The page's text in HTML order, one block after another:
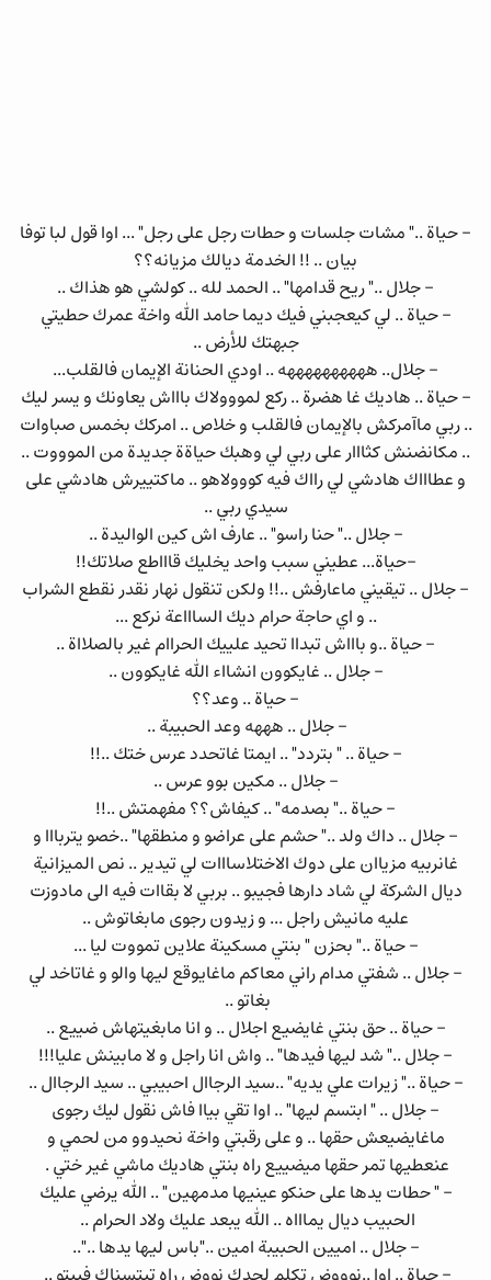
- حياة .." مشات جلسات و حطات رجل على رجل" ... اوا قول لبا توفا
بيان .. !! الخدمة ديالك مزيانه؟؟
- جلال .." ريح قدامها" .. الحمد لله .. كولشي هو هذاك ..
- حياة .. لي كيعجبني فيك ديما حامد الله واخة عمرك حطيتي
جبهتك للأرض ..
- جلال.. ههههههههههه .. اودي الحنانة الإيمان فالقلب...
- حياة .. هاديك غا هضرة .. ركع لمووولاك باااش يعاونك و يسر ليك
.. ربي ماآمركش بالإيمان فالقلب و خلاص .. امركك بخمس صباوات
.. مكانضنش كثااار على ربي لي وهبك حياةة جديدة من الموووت ..
و عطاااك هادشي لي رااك فيه كووولاهو .. ماكتييرش هادشي على
سيدي ربي ..
- جلال .." حنا راسو" .. عارف اش كين الواليدة ..
-حياة... عطيني سبب واحد يخليك قاااطع صلاتك!!
- جلال .. تيقيني ماعارفش ..!! ولكن تنقول نهار نقدر نقطع الشراب
.. و اي حاجة حرام ديك الساااعة نركع ...
- حياة ..و باااش تبداا تحيد علييك الحراام غير بالصلااة ..
- جلال .. غايكوون انشااء الله غايكوون ..
- حياة .. وعد؟؟
- جلال .. هههه وعد الحبيبة ..
- حياة .. " بتردد" .. ايمتا غاتحدد عرس ختك ..!!
- جلال .. مكين بوو عرس ..
- حياة .." بصدمه" .. كيفاش؟؟ مفهمتش ..!!
- جلال .. داك ولد .." حشم على عراضو و منطقها" ..خصو يتربااا و
غانربيه مزياان على دوك الاختلاسااات لي تيدير .. نص الميزانية
ديال الشركة لي شاد دارها فجيبو .. بربي لا بقاات فيه الى مادوزت
عليه مانيش راجل ... و زيدون رجوى مابغاتوش ..
- حياة .." بحزن " بنتي مسكينة علاين تمووت ليا ...
- جلال .. شفتي مدام راني معاكم ماغايوقع ليها والو و غاتاخد لي
بغاتو ..
- حياة .. حق بنتي غايضيع اجلال .. و انا مابغيتهاش ضييع ..
- جلال .." شد ليها فيدها" .. واش انا راجل و لا مابينش عليا!!!
- حياة .." زيرات علي يديه" ..سيد الرجاال احبيبي .. سيد الرجاال ..
- جلال .. " ابتسم ليها" .. اوا تقي بياا فاش نقول ليك رجوى
ماغايضيعش حقها .. و على رقبتي واخة نحيدوو من لحمي و
عنعطيها تمر حقها ميضييع راه بنتي هاديك ماشي غير ختي .
- " حطات يدها على حنكو عينيها مدمهين" .. الله يرضي عليك
الحبيب ديال يماااه .. الله يبعد عليك ولاد الحرام ..
- جلال .. اميين الحبيبة امين .."باس ليها يدها .."..